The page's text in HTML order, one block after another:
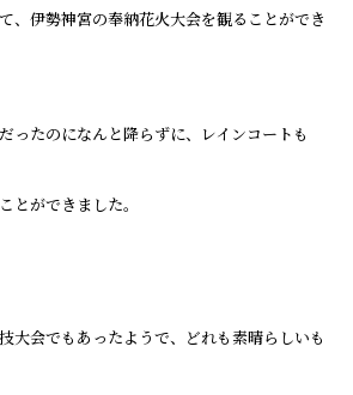
、伊勢神宮の奉納花火大会を観ることができ
ったのになんと降らずに、レインコートも
とができました。
大会でもあったようで、どれも素晴らしいも